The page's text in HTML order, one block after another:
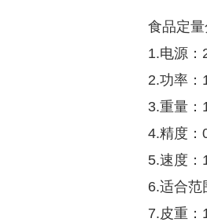
食品定
1.电源：
2.功率：
3.重量：
4.精度：
5.速度：
6.适合范
7.皮重：